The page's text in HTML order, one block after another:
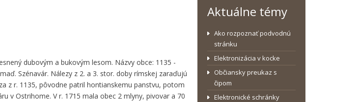
dubovým a bukovým lesom. Názvy obce: 1135 -
Szénavár. Nálezy z 2. a 3. stor. doby rímskej zaraďujú
z r. 1135, pôvodne patril hontianskemu panstvu, potom
v Ostrihome. V r. 1715 mala obec 2 mlyny, pivovar a 70
Aktuálne témy
Ako rozpoznať podvodnú
stránku
Elektronizácia v kocke
Občiansky preukaz s
čipom
Elektronické schránky